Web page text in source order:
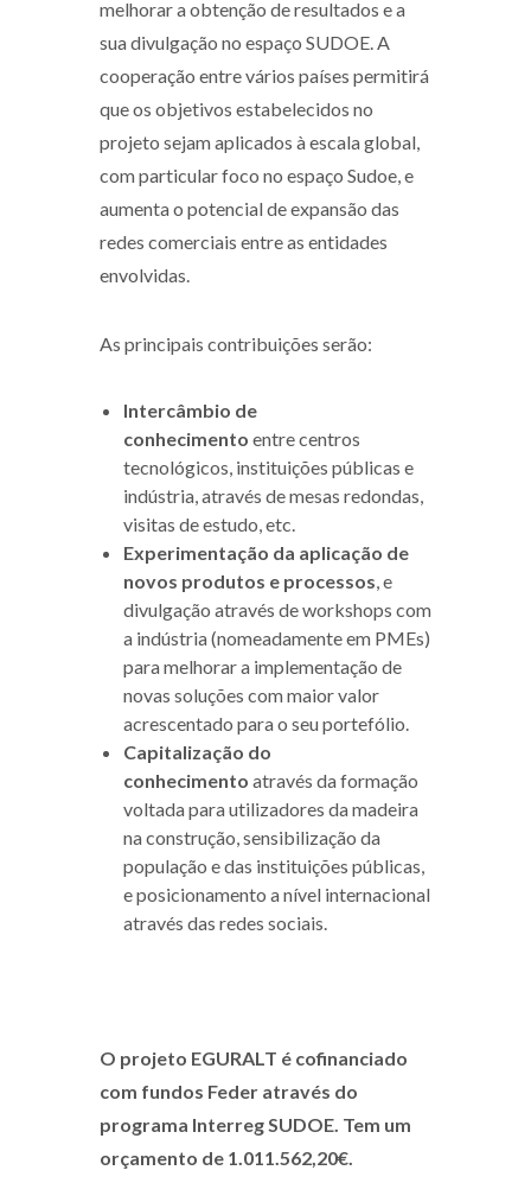
melhorar a obtenção de resultados e a
sua divulgação no espaço SUDOE. A
cooperação entre vários países permitirá
que os objetivos estabelecidos no
projeto sejam aplicados à escala global,
com particular foco no espaço Sudoe, e
aumenta o potencial de expansão das
redes comerciais entre as entidades
envolvidas.
As principais contribuições serão:
Intercâmbio de
conhecimento entre centros
tecnológicos, instituições públicas e
indústria, através de mesas redondas,
visitas de estudo, etc.
Experimentação da aplicação de
novos produtos e processos, e
divulgação através de workshops com
a indústria (nomeadamente em PMEs)
para melhorar a implementação de
novas soluções com maior valor
acrescentado para o seu portefólio.
Capitalização do
conhecimento através da formação
voltada para utilizadores da madeira
na construção, sensibilização da
população e das instituições públicas,
e posicionamento a nível internacional
através das redes sociais.
O projeto EGURALT é cofinanciado
com fundos Feder através do
programa Interreg SUDOE. Tem um
orçamento de 1.011.562,20€.